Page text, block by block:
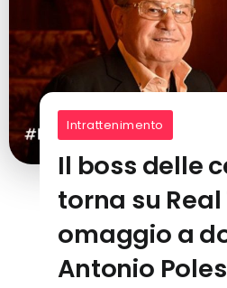
Intrattenimento
Il boss delle
torna su
omaggio a
Antonio